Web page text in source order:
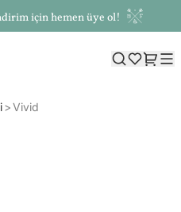
için hemen üye ol!
Vivid